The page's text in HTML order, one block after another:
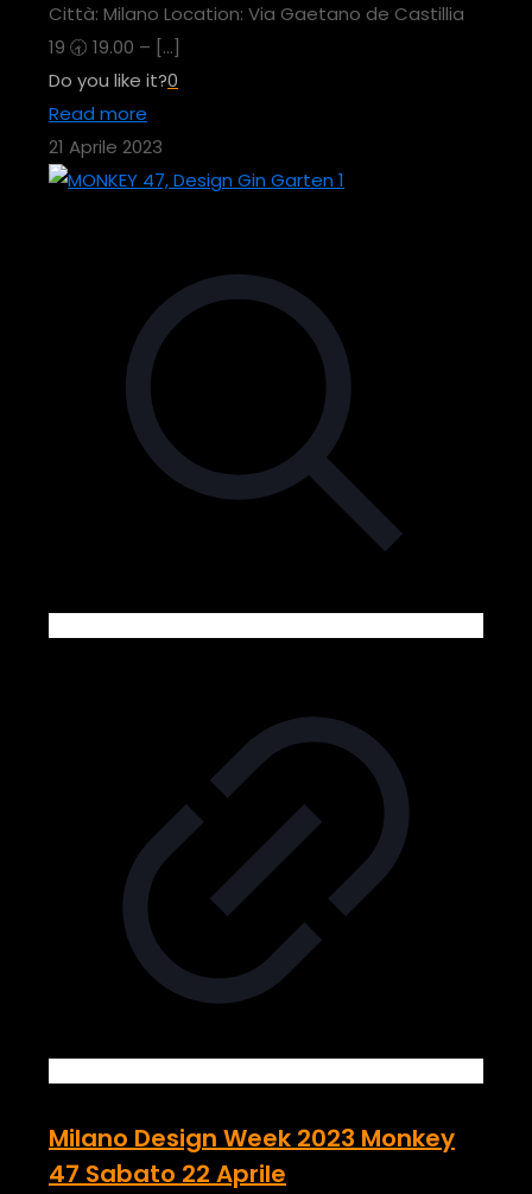
Città: Milano Location: Via Gaetano de Castillia
19 🕣 19.00 – […]
Do you like it?0
Read more
21 Aprile 2023
Milano Design Week 2023 Monkey
47 Sabato 22 Aprile